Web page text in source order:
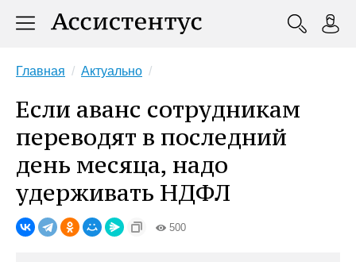
Главная Актуально
Если аванс сотрудникам
переводят в последний
день месяца, надо
удерживать НДФЛ
500